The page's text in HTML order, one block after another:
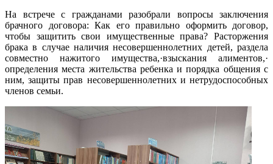
На встрече с гражданами разобрали вопросы заключения
брачного договора: Как его правильно оформить договор,
чтобы защитить свои имущественные права? Расторжения
брака в случае наличия несовершеннолетних детей, раздела
совместно нажитого имущества,·взыскания алиментов,·
определения места жительства ребенка и порядка общения с
ним, защиты прав несовершеннолетних и нетрудоспособных
членов семьи.